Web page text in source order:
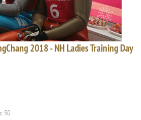
2018 - NH Ladies Training Day
50